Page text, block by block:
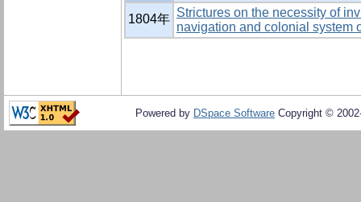
1804年 Strictures on the necessity of
navigation and colonial system
Powered by DSpace Software Copyright ©